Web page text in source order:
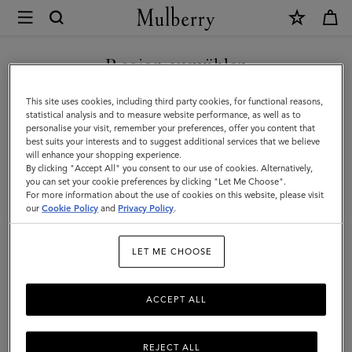
Mulberry
Kleines
Ledertablett
|
Nappa
in
Vintage-
Eiche
Region auswählen
Sie befinden sich auf unserer Seite für Deutschland, aber wir
haben festgestellt, dass Sie hier sind: Vereinigte Staaten.
SEITE FÜR VEREINIGTE
STAATEN BESUCHEN
AUF FOLGENDER WEBSEITE
FORTFAHREN:
DEUTSCHLAND
This site uses cookies, including third party cookies, for functional reasons,
statistical analysis and to measure website performance, as well as to
personalise your visit, remember your preferences, offer you content that
best suits your interests and to suggest additional services that we believe
will enhance your shopping experience.
By clicking "Accept All" you consent to our use of cookies. Alternatively,
you can set your cookie preferences by clicking "Let Me Choose".
For more information about the use of cookies on this website, please visit
ourCookie Policy and Privacy Policy.
LET ME CHOOSE
REJECT ALL
ACCEPT ALL